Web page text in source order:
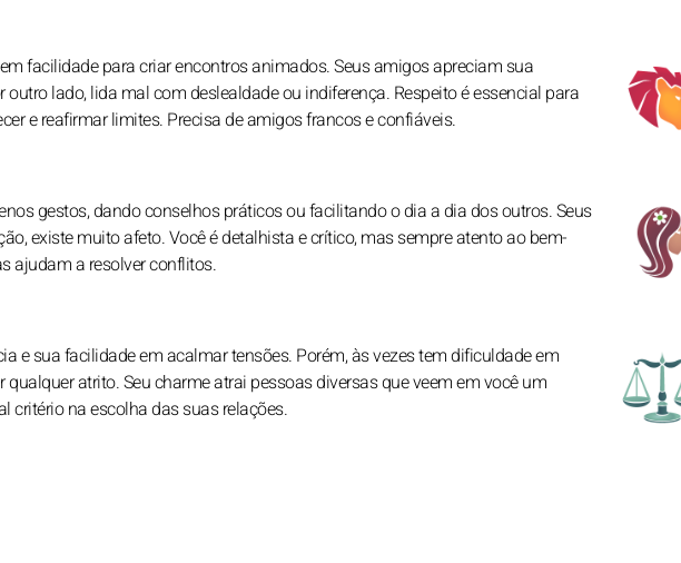
facilidade para criar encontros animados. Seus amigos apreciam sua
outro lado, lida mal com deslealdade ou indiferença. Respeito é essencial para
e reafirmar limites. Precisa de amigos francos e confiáveis.
gestos, dando conselhos práticos ou facilitando o dia a dia dos outros. Seus
existe muito afeto. Você é detalhista e crítico, mas sempre atento ao bem-
ajudam a resolver conflitos.
e sua facilidade em acalmar tensões. Porém, às vezes tem dificuldade em
atrito. Seu charme atrai pessoas diversas que veem em você um
critério na escolha das suas relações.